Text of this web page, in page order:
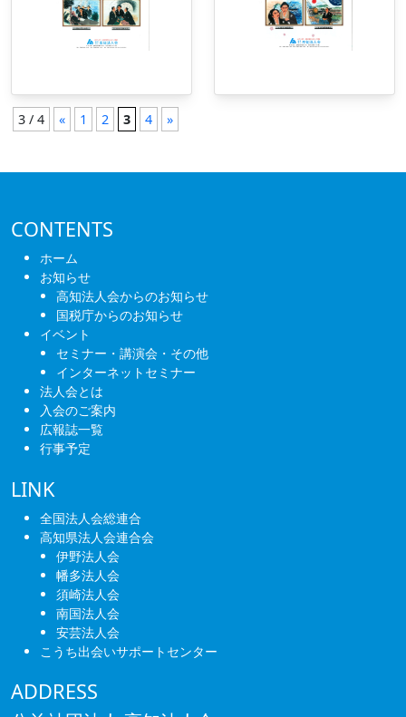
3 / 4 « 1 2 3 4 »
CONTENTS
ホーム
お知らせ
高知法人会からのお知らせ
国税庁からのお知らせ
イベント
セミナー・講演会・その他
インターネットセミナー
法人会とは
入会のご案内
広報誌一覧
行事予定
LINK
全国法人会総連合
高知県法人会連合会
伊野法人会
幡多法人会
須崎法人会
南国法人会
安芸法人会
こうち出会いサポートセンター
ADDRESS